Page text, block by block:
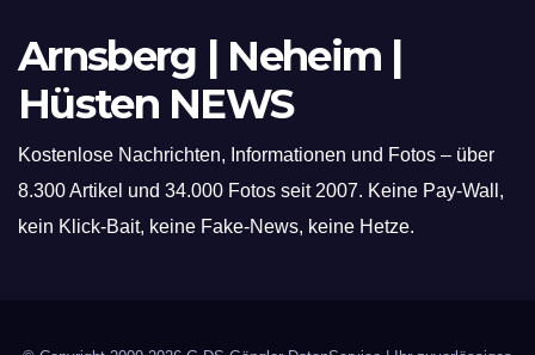
Arnsberg | Neheim |
Hüsten NEWS
Kostenlose Nachrichten, Informationen und Fotos – über
8.300 Artikel und 34.000 Fotos seit 2007. Keine Pay-Wall,
kein Klick-Bait, keine Fake-News, keine Hetze.